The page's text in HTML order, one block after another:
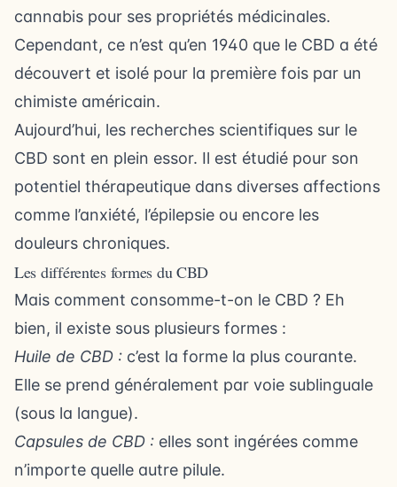
cannabis pour ses propriétés médicinales.
Cependant, ce n’est qu’en 1940 que le CBD a été
découvert et isolé pour la première fois par un
chimiste américain.
Aujourd’hui, les recherches scientifiques sur le
CBD sont en plein essor. Il est étudié pour son
potentiel thérapeutique dans diverses affections
comme l’anxiété, l’épilepsie ou encore les
douleurs chroniques.
Les différentes formes du CBD
Mais comment consomme-t-on le CBD ? Eh
bien, il existe sous plusieurs formes :
Huile de CBD : c’est la forme la plus courante.
Elle se prend généralement par voie sublinguale
(sous la langue).
Capsules de CBD : elles sont ingérées comme
n’importe quelle autre pilule.